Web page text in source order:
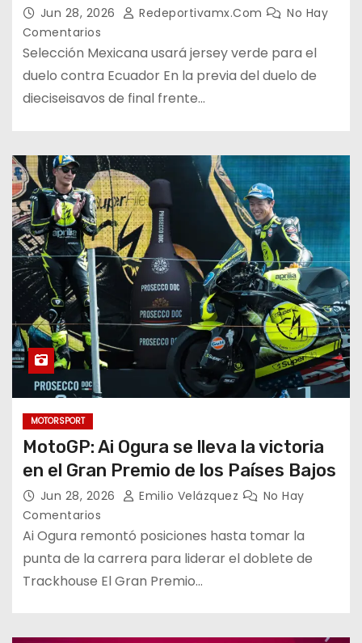
Jun 28, 2026 Redeportivamx.com
No Hay
Comentarios
Selección Mexicana usará jersey verde para el
duelo contra Ecuador En la previa del duelo de
dieciseisavos de final frente…
MOTORSPORT
MotoGP: Ai Ogura se lleva la victoria
en el Gran Premio de los Países Bajos
Jun 28, 2026 Emilio Velázquez
No Hay
Comentarios
Ai Ogura remontó posiciones hasta tomar la
punta de la carrera para liderar el doblete de
Trackhouse El Gran Premio…